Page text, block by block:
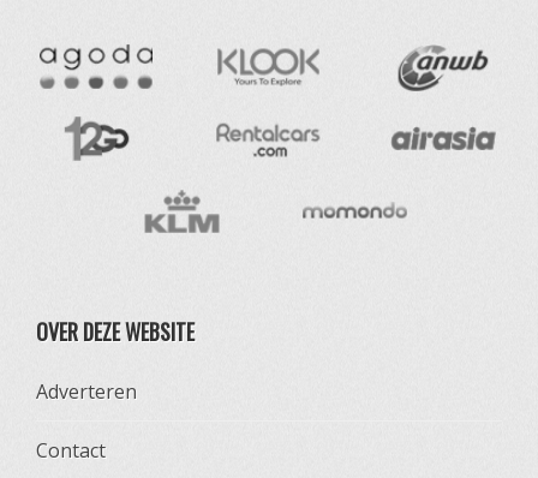
OVER DEZE WEBSITE
Adverteren
Contact